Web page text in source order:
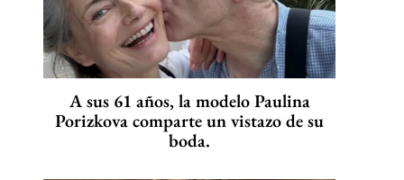
A sus 61 años, la modelo Paulina
Porizkova comparte un vistazo de su
boda.